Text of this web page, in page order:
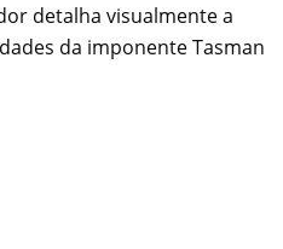
detalha visualmente a
da imponente Tasman